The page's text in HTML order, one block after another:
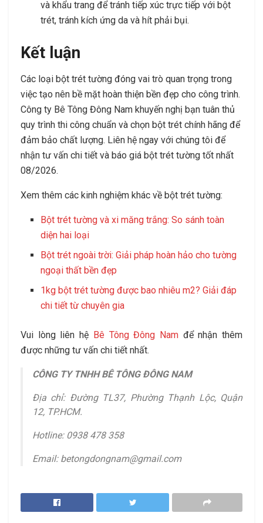
và khẩu trang để tránh tiếp xúc trực tiếp với bột
trét, tránh kích ứng da và hít phải bụi.
Kết luận
Các loại bột trét tường đóng vai trò quan trọng trong
việc tạo nên bề mặt hoàn thiện bền đẹp cho công trình.
Công ty Bê Tông Đông Nam khuyến nghị bạn tuân thủ
quy trình thi công chuẩn và chọn bột trét chính hãng để
đảm bảo chất lượng. Liên hệ ngay với chúng tôi để
nhận tư vấn chi tiết và báo giá bột trét tường tốt nhất
08/2026.
Xem thêm các kinh nghiệm khác về bột trét tường:
Bột trét tường và xi măng trắng: So sánh toàn
diện hai loại
Bột trét ngoài trời: Giải pháp hoàn hảo cho tường
ngoại thất bền đẹp
1kg bột trét tường được bao nhiêu m2? Giải đáp
chi tiết từ chuyên gia
Vui lòng liên hệ Bê Tông Đông Namđể nhận thêm
được những tư vấn chi tiết nhất.
CÔNG TY TNHH BÊ TÔNG ĐÔNG NAM
Địa chỉ: Đường TL37, Phường Thạnh Lộc, Quận
12, TP.HCM.
Hotline: 0938 478 358
Email: betongdongnam@gmail.com